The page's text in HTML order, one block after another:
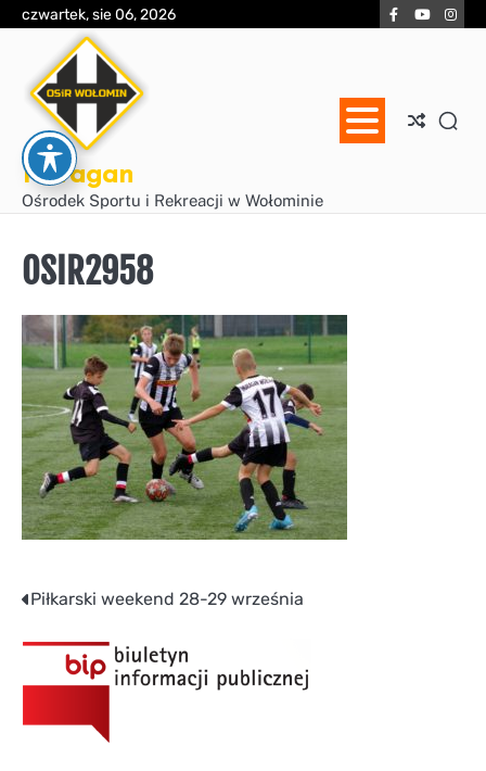
Skip
content
czwartek, sie 06, 2026 Facebook
YouTube
Huragan
Ośrodek Sportu i Rekreacji w Wołominie
OSIR2958
Nawigacja
wpisu
Piłkarski weekend 28-29 września